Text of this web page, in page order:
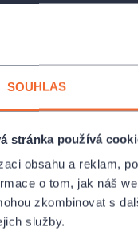
SOUHLAS
stránka používá
obsahu a reklam,
o tom, jak náš
zkombinovat s
služby.